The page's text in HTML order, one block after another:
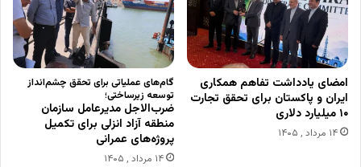
امضای یادداشت تفاهم همکاری
ایران و پاکستان برای تحقق تجارت
۱۰ میلیارد دلاری
۱۴ مرداد , ۱۴۰۵
گام‌های عملیاتی برای تحقق چشم‌انداز
توسعه زیرساختی؛
ضرب‌الاجل مدیرعامل سازمان
منطقه آزاد انزلی برای تکمیل
پروژه‌های عمرانی
۱۴ مرداد , ۱۴۰۵